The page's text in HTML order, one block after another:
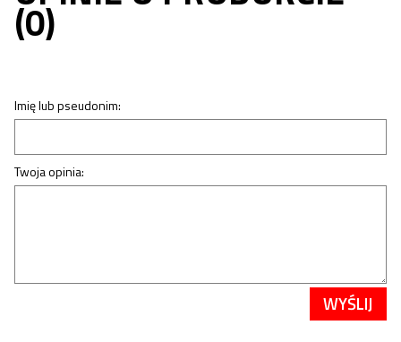
(0)
Imię lub pseudonim:
Twoja opinia:
WYŚLIJ